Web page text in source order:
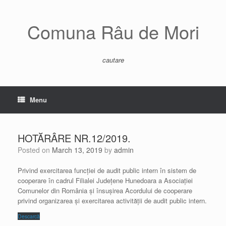
Comuna Râu de Mori
cautare
Menu
HOTĂRÂRE NR.12/2019.
Posted on March 13, 2019 by admin
Privind exercitarea funcției de audit public intern în sistem de
cooperare în cadrul Filialei Județene Hunedoara a Asociației
Comunelor din România și însușirea Acordului de cooperare
privind organizarea și exercitarea activității de audit public intern.
Descarcă